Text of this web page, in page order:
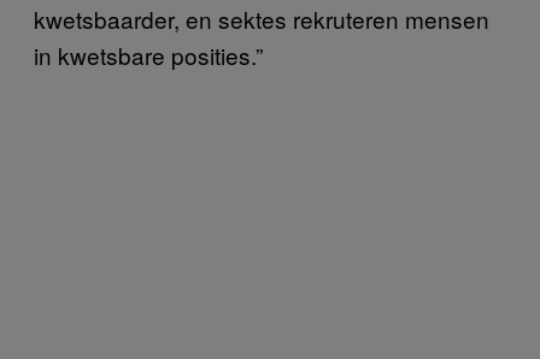
kwetsbaarder, en sektes rekruteren mensen
in kwetsbare posities.”